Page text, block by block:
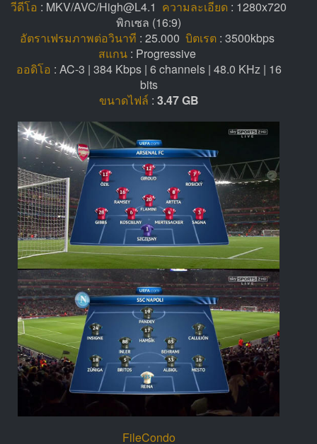
วีดีโอ : MKV/AVC/High@L4.1 ความละเอียด : 1280x720
พิกเซล (16:9)
อัตราเฟรมภาพต่อวินาที : 25.000 บิตเรต : 3500kbps
สแกน : Progressive
ออดิโอ : AC-3 | 384 Kbps | 6 channels | 48.0 KHz | 16
bits
ขนาดไฟล์ : 3.47 GB
FileCondo